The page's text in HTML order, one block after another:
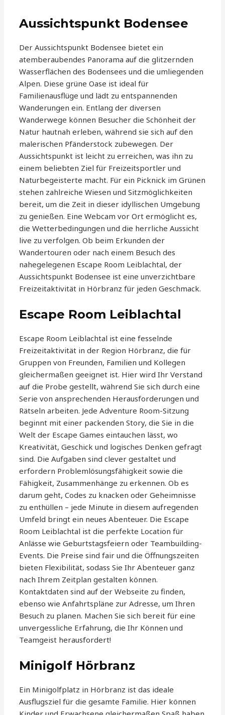
Aussichtspunkt Bodensee
Der Aussichtspunkt Bodensee bietet ein
atemberaubendes Panorama auf die glitzernden
Wasserflächen des Bodensees und die umliegenden
Alpen. Diese grüne Oase ist ideal für
Familienausflüge und lädt zu entspannenden
Wanderungen ein. Entlang der diversen
Wanderwege können Besucher die Schönheit der
Natur hautnah erleben, während sie sich auf den
malerischen Pfänderstock zubewegen. Der
Aussichtspunkt ist leicht zu erreichen, was ihn zu
einem beliebten Ziel für Freizeitsportler und
Naturbegeisterte macht. Für ein Picknick im Grünen
stehen zahlreiche Wiesen und Sitzmöglichkeiten
bereit, um die Zeit in dieser idyllischen Umgebung
zu genießen. Eine Webcam vor Ort ermöglicht es,
die Wetterbedingungen und die herrliche Aussicht
live zu verfolgen. Ob beim Erkunden der
Wandertouren oder nach einem Besuch des
nahegelegenen Escape Room Leiblachtal, der
Aussichtspunkt Bodensee ist eine unverzichtbare
Freizeitaktivität in Hörbranz für jeden Geschmack.
Escape Room Leiblachtal
Escape Room Leiblachtal ist eine fesselnde
Freizeitaktivität in der Region Hörbranz, die für
Gruppen von Freunden, Familien und Kollegen
gleichermaßen geeignet ist. Hier wird Ihr Verstand
auf die Probe gestellt, während Sie sich durch eine
Serie von ansprechenden Herausforderungen und
Rätseln arbeiten. Jede Adventure Room-Sitzung
beginnt mit einer packenden Story, die Sie in die
Welt der Escape Games eintauchen lässt, wo
Kreativität, Geschick und logisches Denken gefragt
sind. Die Aufgaben sind clever gestaltet und
erfordern Problemlösungsfähigkeit sowie die
Fähigkeit, Zusammenhänge zu erkennen. Ob es
darum geht, Codes zu knacken oder Geheimnisse
zu enthüllen – jede Minute in diesem aufregenden
Umfeld bringt ein neues Abenteuer. Die Escape
Room Leiblachtal ist die perfekte Location für
Anlässe wie Geburtstagsfeiern oder Teambuilding-
Events. Die Preise sind fair und die Öffnungszeiten
bieten Flexibilität, sodass Sie Ihr Abenteuer ganz
nach Ihrem Zeitplan gestalten können.
Kontaktdaten sind auf der Webseite zu finden,
ebenso wie Anfahrtspläne zur Adresse, um Ihren
Besuch zu planen. Machen Sie sich bereit für eine
unvergessliche Erfahrung, die Ihr Können und
Teamgeist herausfordert!
Minigolf Hörbranz
Ein Minigolfplatz in Hörbranz ist das ideale
Ausflugsziel für die gesamte Familie. Hier können